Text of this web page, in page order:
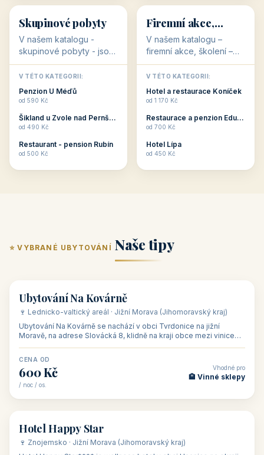
👥 32 objektů
Skupinové pobyty
V našem katalogu -
skupinové pobyty - jsou
pro Vás připraveny
objekty, které nabízí
ubytování skupin v
penzionech, hotelích a
Budete překva...
V TÉTO KATEGORII:
Penzion U Méďů
od 590 Kč
Šikland u Zvole nad Pernštejnem
od 490 Kč
Restaurant - pension Rubín
od 500 Kč
💼 31 objektů
Firemní akce,
školení
V našem katalogu –
firemní akce, školení –
jsou pro Vás připraveny
objekty, které mají
zkušenosti pořádat i
menší firemní akce a
ob...
V TÉTO KATEGORII:
Hotel a restaurace Koníček
od 1 170 Kč
Restaurace a penzion Eduard
od 700 Kč
Hotel Lípa
od 450 Kč
⭐ VYBRANÉ UBYTOVÁNÍ Naše tipy
🏡 penzion
Ubytování Na Kovárně
🍷 Lednicko-valtický areál · Jižní Morava (Jihomoravský kraj)
Ubytování Na Kovárně se nachází v obci Tvrdonice na jižní
Moravě, na adrese Slovácká 8, klidně na kraji obce mezi vinicemi,
CENA OD
600 Kč
/ noc / os.
Vhodné pro
🏨 Vinné sklepy
🏨 hotel
Hotel Happy Star
🍷 Znojemsko · Jižní Morava (Jihomoravský kraj)